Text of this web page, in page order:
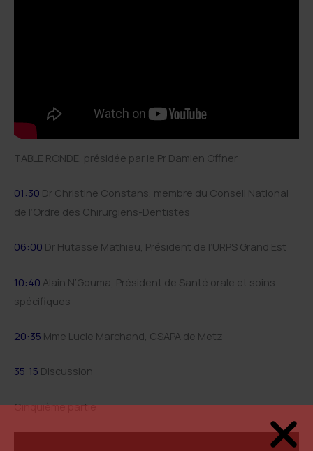
TABLE RONDE, présidée par le Pr Damien Offner
01:30 Dr Christine Constans, membre du Conseil National
de l’Ordre des Chirurgiens-Dentistes
06:00 Dr Hutasse Mathieu, Président de l’URPS Grand Est
10:40 Alain N’Gouma, Président de Santé orale et soins
spécifiques
20:35 Mme Lucie Marchand, CSAPA de Metz
35:15 Discussion
Cinquième partie